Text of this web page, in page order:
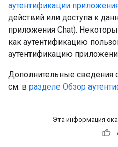
аутентификации
действий или доступа к
приложения Chat).
как аутентификацию
аутентификацию
Дополнительные сведения
см. в разделе Обзор
Эта информация